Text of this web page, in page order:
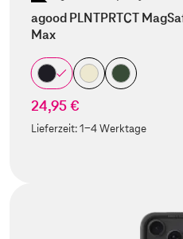
agood PLNTPRTCT
Max
24,95 €
Lieferzeit:1-4 Werktage